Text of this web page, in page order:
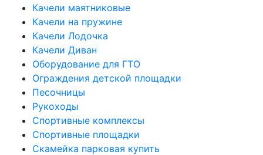
Качели маятниковые
Качели на пружине
Качели Лодочка
Качели Диван
Оборудование для ГТО
Ограждения детской площадки
Песочницы
Рукоходы
Спортивные комплексы
Спортивные площадки
Скамейка парковая купить